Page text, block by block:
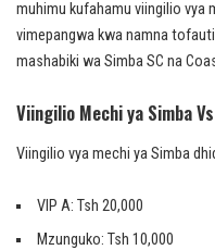
muhimu kufahamu viingilio vya
vimepangwa kwa namna
mashabiki wa Simba SC na
Viingilio Mechi ya Simba
Viingilio vya mechi ya Simba
VIP A: Tsh 20,000
Mzunguko: Tsh 10,000